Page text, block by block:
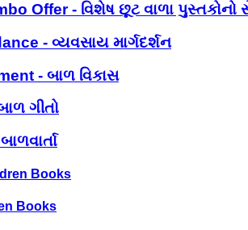
Offer - વિશેષ છૂટ વાળા પુસ્તકોનો
- વ્યવસાય માર્ગદર્શન
- બાળ વિકાસ
ગીતો
Books
Books